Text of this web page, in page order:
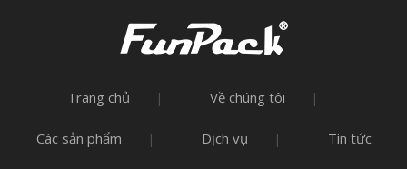
Trang chủ | Về chúng tôi |
Các sản phẩm | Dịch vụ | Tin tức